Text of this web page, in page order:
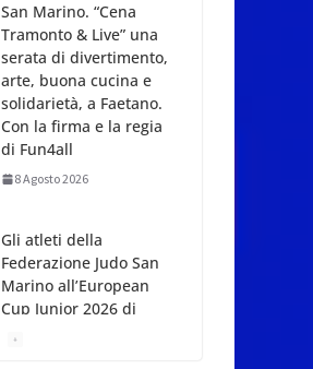
Gli atleti della
Federazione Judo San
Marino all’European
Cup Junior 2026 di
Skopje
8 Agosto 2026
spento a 91 anni il
grande scultore
Marcello Sgattoni
8 Agosto 2026